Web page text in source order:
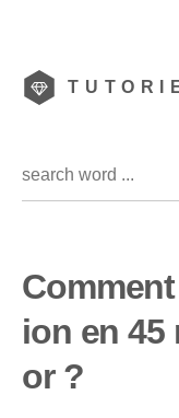
ion en 45
or ?